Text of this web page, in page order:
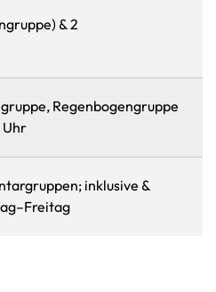
& 2
Regenbogengruppe
Uhr
inklusive &